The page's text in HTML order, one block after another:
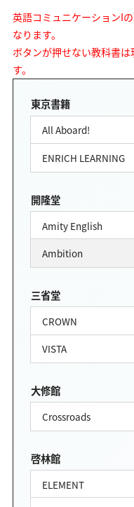
英語コミュニケーションI
なります。
ボタンが押せない教科書
す。
東京書籍
All Aboard!
ENRICH LEARNING
開隆堂
Amity English
Ambition
三省堂
CROWN
VISTA
大修館
Crossroads
啓林館
ELEMENT